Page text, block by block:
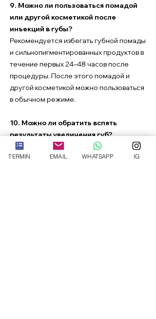
9. Можно ли пользоваться помадой
или другой косметикой после
инъекций в губы?
Рекомендуется избегать губной помады
и сильнопигментированных продуктов в
течение первых 24–48 часов после
процедуры. После этого помадой и
другой косметикой можно пользоваться
в обычном режиме.
10. Можно ли обратить вспять
результаты увеличения губ?
При лечении гиалуроновой кислотой
результаты могут быть отменены
TERMIN EMAIL WHATSAPP IG